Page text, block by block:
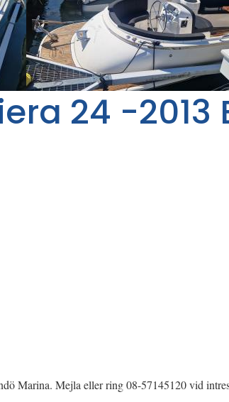
24 -2013
Marina. Mejla eller ring 08-57145120 vid